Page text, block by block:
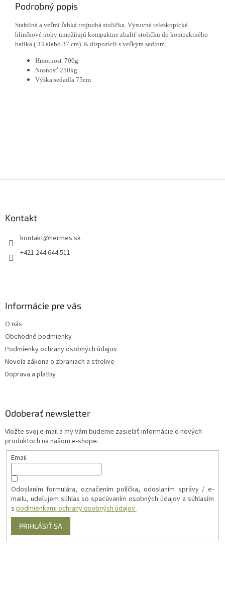
Podrobný popis
Stabilná a veľmi ľahká trojnohá stolička. Výsuvné teleskopické
hliníkové nohy umožňujú kompaktne zbaliť stoličku do kompaktného
balíka ( 33 alebo 37 cm). K dispozícii s veľkým sedlom.
Hmotnosť 700g
Nosnosť 250kg
Výška sedadla 75cm
Kontakt
kontakt@hermes.sk
+421 244 644 511
Informácie pre vás
O nás
Obchodné podmienky
Podmienky ochrany osobných údajov
Novela zákona o zbraniach a strelive
Doprava a platby
Odoberať newsletter
Vložte svoj e-mail a my Vám budeme zasielať informácie o nových
produktoch na našom e-shope.
Email
Odoslaním formulára, označením políčka, odoslaním správy / e-
mailu, udeľujem súhlas so spacúvaním osobných údajov a súhlasím
s podmienkami ochrany osobných údajov
PRIHLÁSIŤ SA